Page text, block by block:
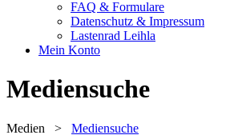
FAQ & Formulare
Datenschutz & Impressum
Lastenrad Leihla
Mein Konto
Mediensuche
Medien > Mediensuche